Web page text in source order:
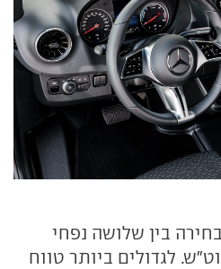
בין שלושה נפחי
– 56, 81 או 113 קוט"ש. לגדולים ביותר טווח